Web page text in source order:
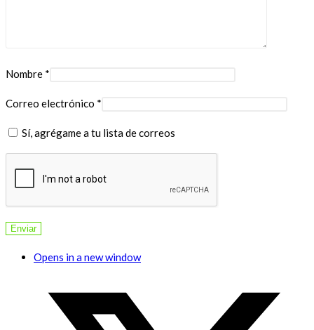
Nombre *
Correo electrónico *
Sí, agrégame a tu lista de correos
Opens in a new window